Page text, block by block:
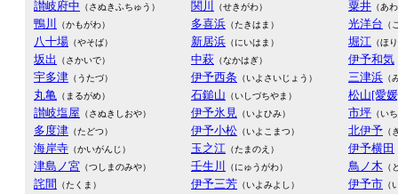
讃岐府中 （さぬきふちゅう）
鴨川 （かもがわ）
八十場 （やそば）
坂出 （さかいで）
宇多津 （うたづ）
丸亀 （まるがめ）
讃岐塩屋 （さぬきしおや）
多度津 （たどつ）
海岸寺 （かいがんじ）
津島ノ宮 （つしまのみや）
詫間 （たくま）
関川 （せきがわ）
多喜浜 （たきはま）
新居浜 （にいはま）
中萩 （なかはぎ）
伊予西条 （いよさいじょう）
石鎚山 （いしづちやま）
伊予氷見 （いよひみ）
伊予小松 （いよこまつ）
玉之江 （たまのえ）
壬生川 （にゅうがわ）
伊予三芳 （いよみよし）
粟井 （あ
光洋台 （
堀江 （ほ
伊予和気
三津浜 （
松山[愛
市坪 （い
北伊予 （
伊予横田
鳥ノ木 （
伊予市 （